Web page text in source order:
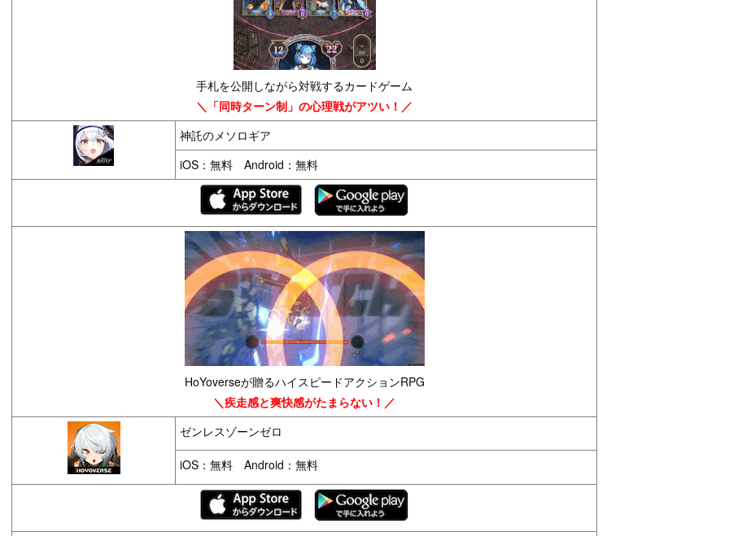
手札を公開しながら対戦するカードゲーム
＼「同時ターン制」の心理戦がアツい！／
神託のメソロギア
iOS：無料 Android：無料
HoYoverseが贈るハイスピードアクションRPG
＼疾走感と爽快感がたまらない！／
ゼンレスゾーンゼロ
iOS：無料 Android：無料